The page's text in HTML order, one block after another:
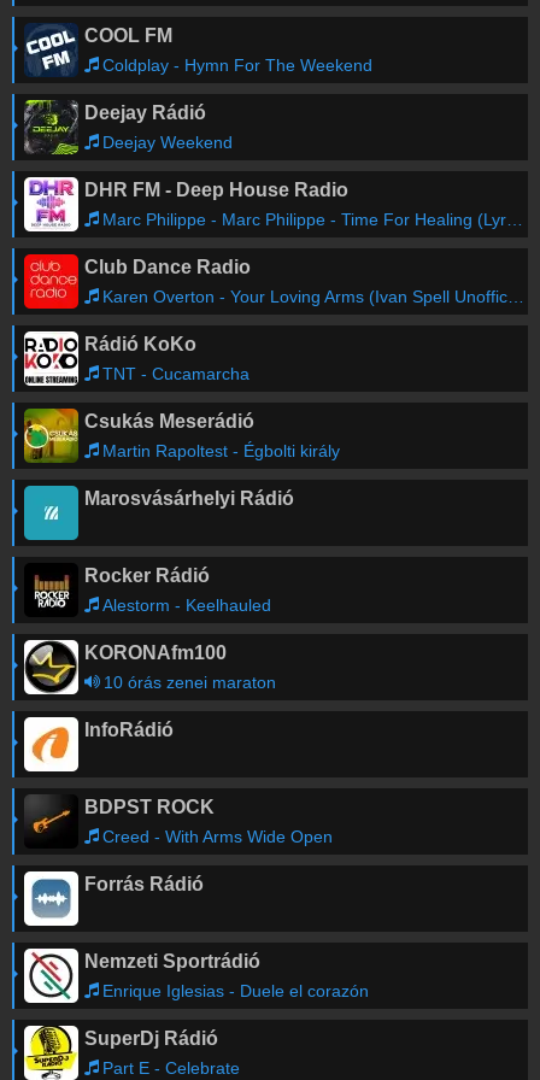
COOL FM
Coldplay - Hymn For The Weekend
Deejay Rádió
Deejay Weekend
DHR FM - Deep House Radio
Marc Philippe - Marc Philippe - Time For Healing (Lyric Video)
Club Dance Radio
Karen Overton - Your Loving Arms (Ivan Spell Unofficial 2013 Reboot)
Rádió KoKo
TNT - Cucamarcha
Csukás Meserádió
Martin Rapoltest - Égbolti király
Marosvásárhelyi Rádió
Rocker Rádió
Alestorm - Keelhauled
KORONAfm100
10 órás zenei maraton
InfoRádió
BDPST ROCK
Creed - With Arms Wide Open
Forrás Rádió
Nemzeti Sportrádió
Enrique Iglesias - Duele el corazón
SuperDj Rádió
Part E - Celebrate